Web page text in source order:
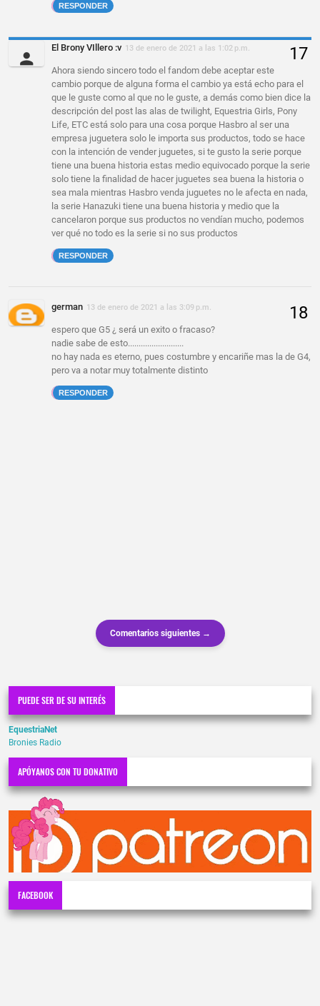
RESPONDER
El Brony VIllero :v 13 de enero de 2021 a las 1:02 p.m.
Ahora siendo sincero todo el fandom debe aceptar este
cambio porque de alguna forma el cambio ya está echo para el
que le guste como al que no le guste, a demás como bien dice la
descripción del post las alas de twilight, Equestria Girls, Pony
Life, ETC está solo para una cosa porque Hasbro al ser una
empresa juguetera solo le importa sus productos, todo se hace
con la intención de vender juguetes, si te gusto la serie porque
tiene una buena historia estas medio equivocado porque la serie
solo tiene la finalidad de hacer juguetes sea buena la historia o
sea mala mientras Hasbro venda juguetes no le afecta en nada,
la serie Hanazuki tiene una buena historia y medio que la
cancelaron porque sus productos no vendían mucho, podemos
ver qué no todo es la serie si no sus productos
RESPONDER
german 13 de enero de 2021 a las 3:09 p.m.
espero que G5 ¿ será un exito o fracaso?
nadie sabe de esto..........................
no hay nada es eterno, pues costumbre y encariñe mas la de G4,
pero va a notar muy totalmente distinto
RESPONDER
Comentarios siguientes →
PUEDE SER DE SU INTERÉS
EquestriaNet
Bronies Radio
APÓYANOS CON TU DONATIVO
FACEBOOK